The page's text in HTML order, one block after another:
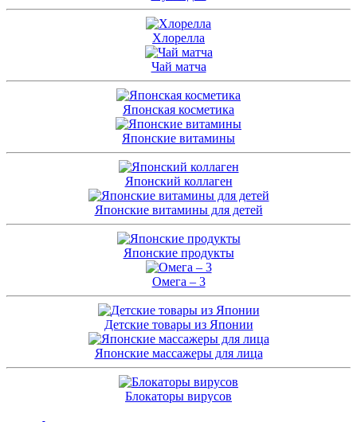
Хлорелла
Чай матча
Японская косметика
Японские витамины
Японский коллаген
Японские витамины для детей
Японские продукты
Омега – 3
Детские товары из Японии
Японские массажеры для лица
Блокаторы вирусов